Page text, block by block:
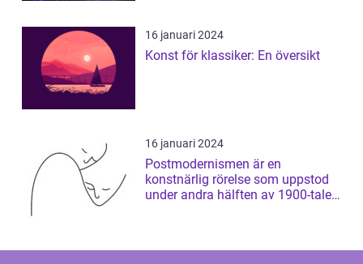
16 januari 2024
Konst för klassiker: En översikt
16 januari 2024
Postmodernismen är en
konstnärlig rörelse som uppstod
under andra hälften av 1900-talet